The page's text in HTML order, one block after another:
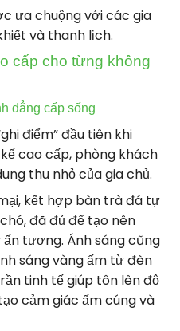
ưa chuộng với các gia
và thanh lịch.
cấp cho từng không
đẳng cấp sống
điểm” đầu tiên khi
cao cấp, phòng khách
thu nhỏ của gia chủ.
kết hợp bàn trà đá tự
đã đủ để tạo nên
tượng. Ánh sáng cũng
sáng vàng ấm từ đèn
tinh tế giúp tôn lên độ
cảm giác ấm cúng và